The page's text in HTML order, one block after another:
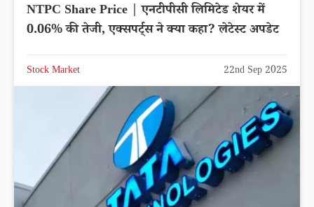
NTPC Share Price | एनटीपीसी लिमिटेड शेयर में
0.06% की तेजी, एक्सपर्ट्स ने क्या कहा? लेटेस्ट अपडेट
Stock Market 22nd Sep 2025